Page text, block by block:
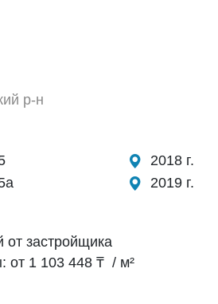
р-н
2018 г.
2019 г.
застройщика
от 1 103 448 ₸ / м²